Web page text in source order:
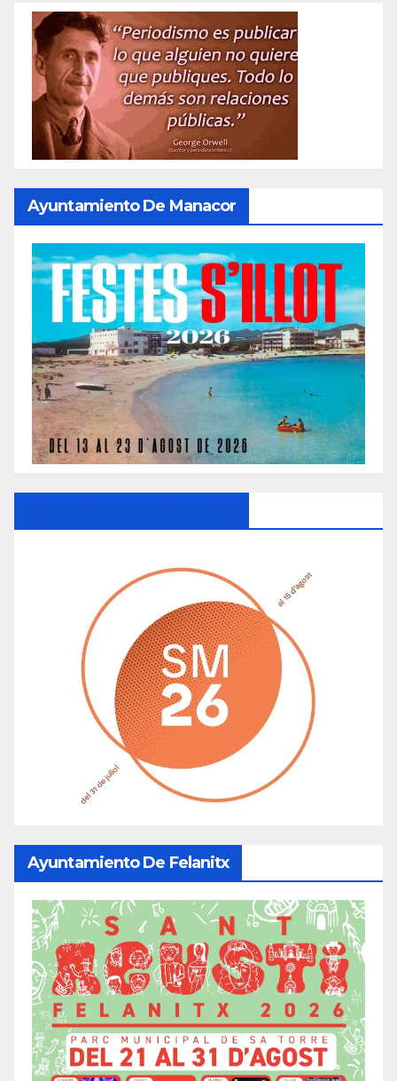
Ayuntamiento De Manacor
Ayuntamiento De Felanitx